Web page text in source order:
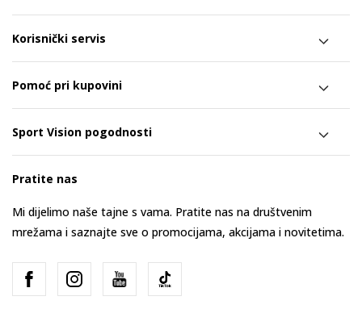
Korisnički servis
Pomoć pri kupovini
Sport Vision pogodnosti
Pratite nas
Mi dijelimo naše tajne s vama. Pratite nas na društvenim
mrežama i saznajte sve o promocijama, akcijama i novitetima.